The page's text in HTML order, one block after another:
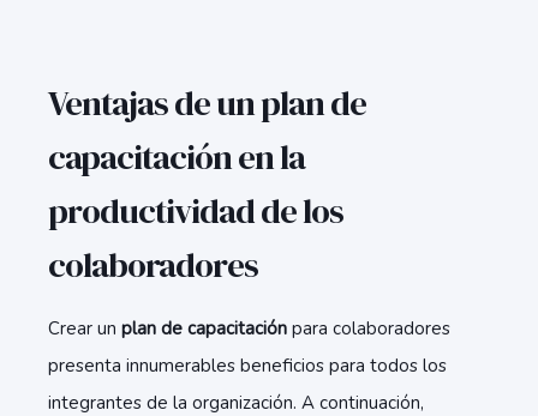
Ventajas de un plan de
capacitación en la
productividad de los
colaboradores
Crear un plan de capacitación para colaboradores
presenta innumerables beneficios para todos los
integrantes de la organización. A continuación,